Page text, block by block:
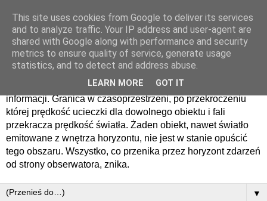
Horyzont zdarzen
Horyzont zdarzeń − sfera otaczająca czarną dziurę lub tunel
czasoprzestrzenny, oddzielająca obserwatora zdarzenia od
zdarzeń, o których nie może on nigdy otrzymać żadnych
informacji. Granica w czasoprzestrzeni, po przekroczeniu
której prędkość ucieczki dla dowolnego obiektu i fali
przekracza prędkość światła. Żaden obiekt, nawet światło
emitowane z wnętrza horyzontu, nie jest w stanie opuścić
tego obszaru. Wszystko, co przenika przez horyzont zdarzeń
od strony obserwatora, znika.
▼
This site uses cookies from Google to deliver its services
and to analyze traffic. Your IP address and user-agent are
shared with Google along with performance and security
metrics to ensure quality of service, generate usage
statistics, and to detect and address abuse.
LEARN MORE GOT IT